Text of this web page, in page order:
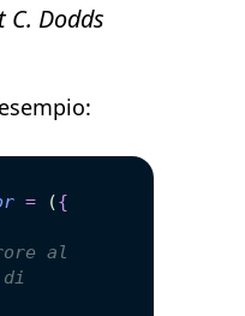
C. Dodds
= ({